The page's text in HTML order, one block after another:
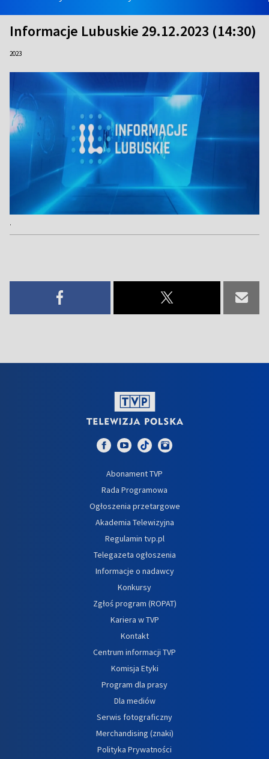
Informacje Lubuskie 29.12.2023 (14:30)
2023
.
Abonament TVP
Rada Programowa
Ogłoszenia przetargowe
Akademia Telewizyjna
Regulamin tvp.pl
Telegazeta ogłoszenia
Informacje o nadawcy
Konkursy
Zgłoś program (ROPAT)
Kariera w TVP
Kontakt
Centrum informacji TVP
Komisja Etyki
Program dla prasy
Dla mediów
Serwis fotograficzny
Merchandising (znaki)
Polityka Prywatności